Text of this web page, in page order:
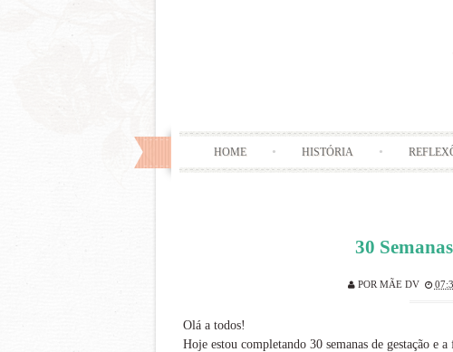
HOME HISTÓRIA
30
POR MÃE DV
Olá a todos!
Hoje estou completando 30 semanas de gestação e